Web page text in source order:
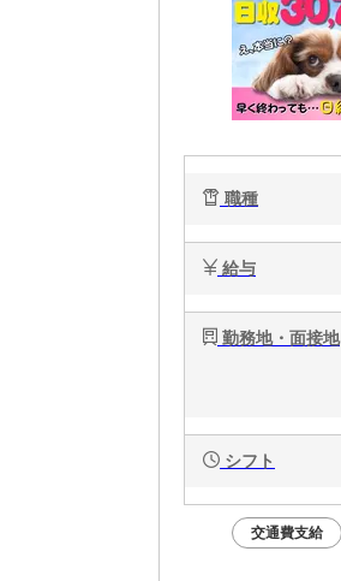
職種
給与
勤務地・面接地
シフト
交通費支給